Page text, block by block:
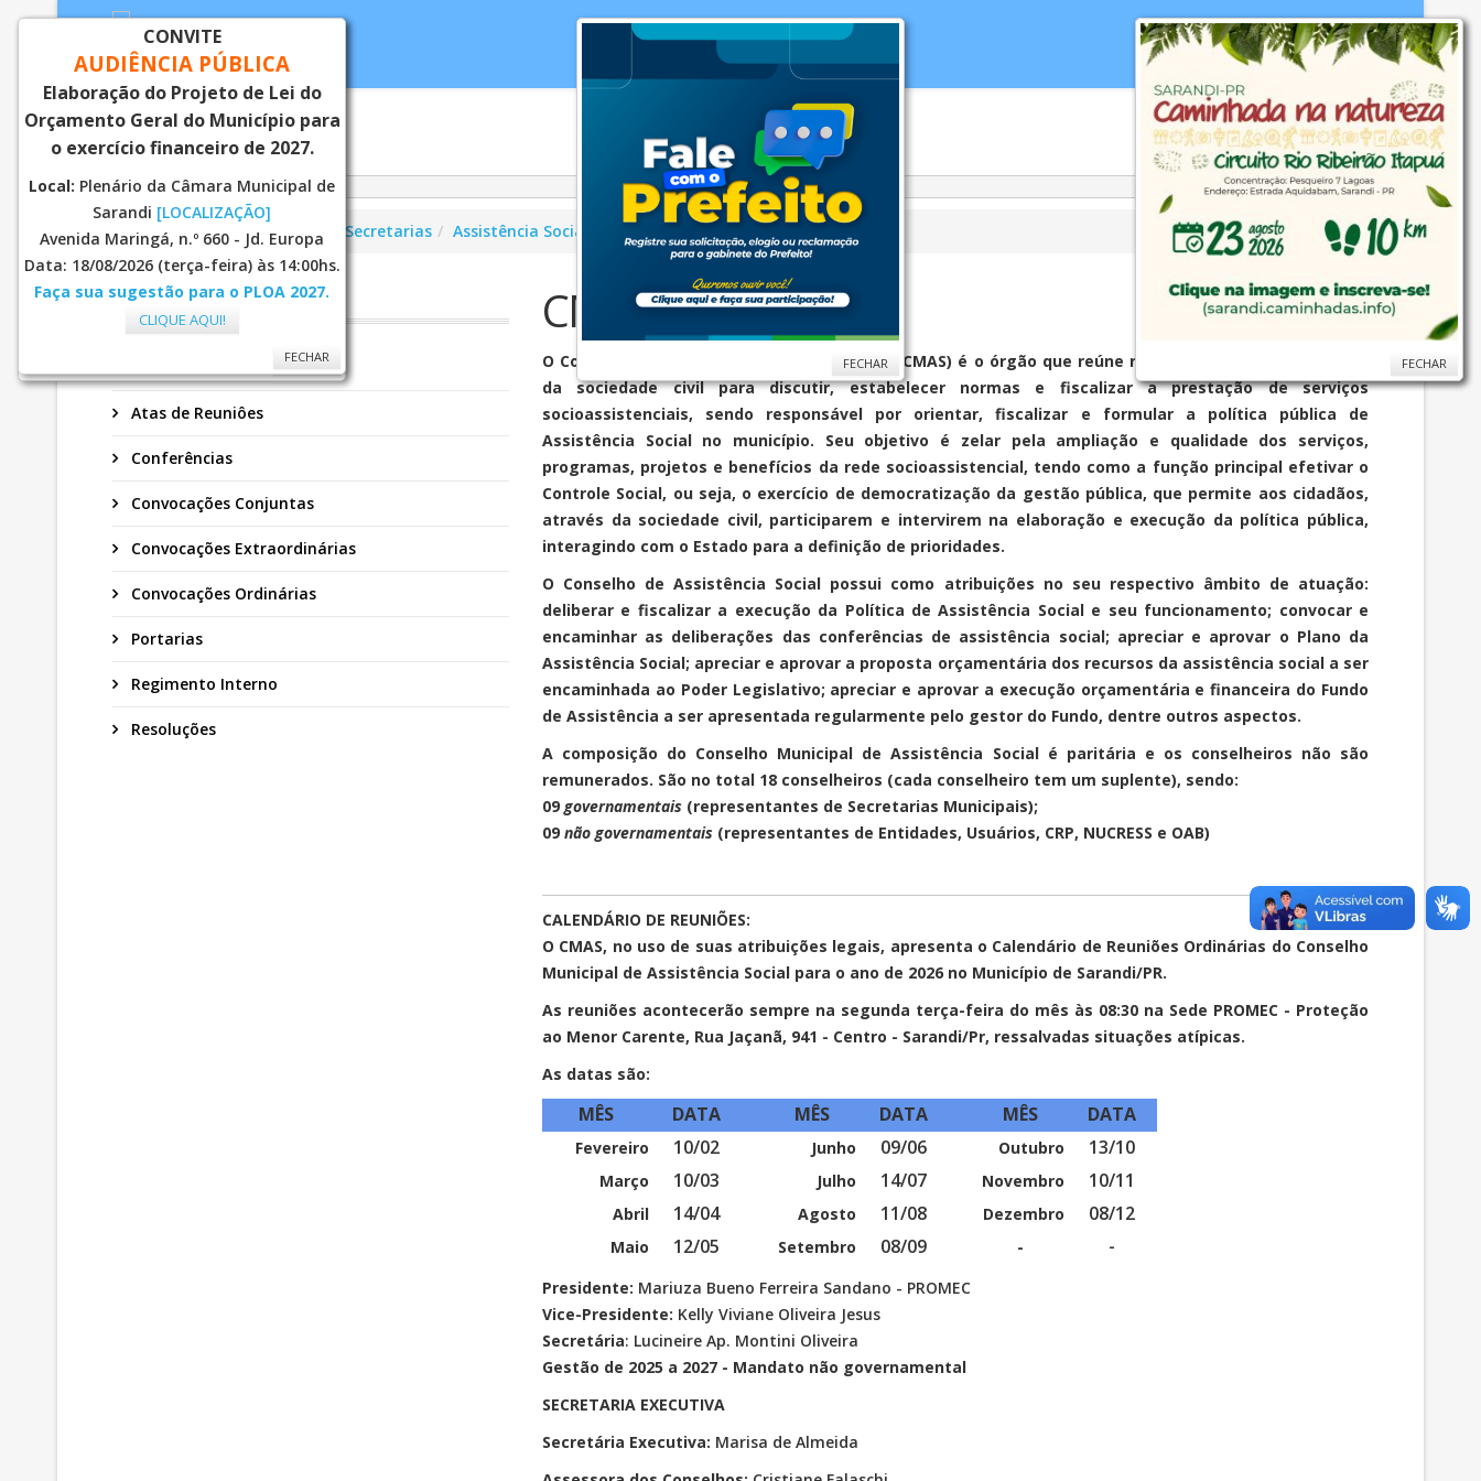
Secretarias Cidade WebMail ... Ajuda
Você está aqui: Página Principal Secretarias Assistência Social
CMAS
Atas de Reuniôes
Conferências
Convocações Conjuntas
Convocações Extraordinárias
Convocações Ordinárias
Portarias
Regimento Interno
Resoluções
CMAS
O Conselho Municipal de Assistência Social (CMAS) é o órgão que reúne representantes do governo e
da sociedade civil para discutir, estabelecer normas e fiscalizar a prestação de serviços
socioassistenciais, sendo responsável por orientar, fiscalizar e formular a política pública de
Assistência Social no município. Seu objetivo é zelar pela ampliação e qualidade dos serviços,
programas, projetos e benefícios da rede socioassistencial, tendo como a função principal efetivar o
Controle Social, ou seja, o exercício de democratização da gestão pública, que permite aos cidadãos,
através da sociedade civil, participarem e intervirem na elaboração e execução da política pública,
interagindo com o Estado para a definição de prioridades.
O Conselho de Assistência Social possui como atribuições no seu respectivo âmbito de atuação:
deliberar e fiscalizar a execução da Política de Assistência Social e seu funcionamento; convocar e
encaminhar as deliberações das conferências de assistência social; apreciar e aprovar o Plano da
Assistência Social; apreciar e aprovar a proposta orçamentária dos recursos da assistência social a ser
encaminhada ao Poder Legislativo; apreciar e aprovar a execução orçamentária e financeira do Fundo
de Assistência a ser apresentada regularmente pelo gestor do Fundo, dentre outros aspectos.
A composição do Conselho Municipal de Assistência Social é paritária e os conselheiros não são
remunerados. São no total 18 conselheiros (cada conselheiro tem um suplente), sendo:
09governamentais (representantes de Secretarias Municipais);
09 não governamentais (representantes de Entidades, Usuários, CRP, NUCRESS e OAB)
CALENDÁRIO DE REUNIÕES:
O CMAS, no uso de suas atribuições legais, apresenta o Calendário de Reuniões Ordinárias do Conselho
Municipal de Assistência Social para o ano de 2026 no Município de Sarandi/PR.
As reuniões acontecerão sempre na segunda terça-feira do mês às 08:30 na Sede PROMEC - Proteção
ao Menor Carente, Rua Jaçanã, 941 - Centro - Sarandi/Pr, ressalvadas situações atípicas.
As datas são:
MÊS DATA MÊS DATA MÊS DATA
Fevereiro 10/02 Junho 09/06 Outubro 13/10
Março 10/03 Julho 14/07 Novembro 10/11
Abril 14/04 Agosto 11/08 Dezembro 08/12
Maio 12/05 Setembro 08/09 - -
Presidente: Mariuza Bueno Ferreira Sandano - PROMEC
Vice-Presidente: Kelly Viviane Oliveira Jesus
Secretária: Lucineire Ap. Montini Oliveira
Gestão de 2025 a 2027 - Mandato não governamental
SECRETARIA EXECUTIVA
Secretária Executiva: Marisa de Almeida
FECHAR
CONVITE
AUDIÊNCIA PÚBLICA
Elaboração do Projeto de Lei do
Orçamento Geral do Município para
o exercício financeiro de 2027.
Local: Plenário da Câmara Municipal de
Sarandi [LOCALIZAÇÃO]
Avenida Maringá, n.º 660 - Jd. Europa
Data: 18/08/2026 (terça-feira) às 14:00hs.
Faça sua sugestão para o PLOA 2027.
CLIQUE AQUI!
FECHAR FECHAR
FECHAR
FECHAR